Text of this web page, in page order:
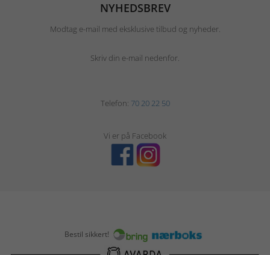
NYHEDSBREV
Modtag e-mail med eksklusive tilbud og nyheder.
Skriv din e-mail nedenfor.
Telefon: 70 20 22 50
Vi er på Facebook
Bestil sikkert!